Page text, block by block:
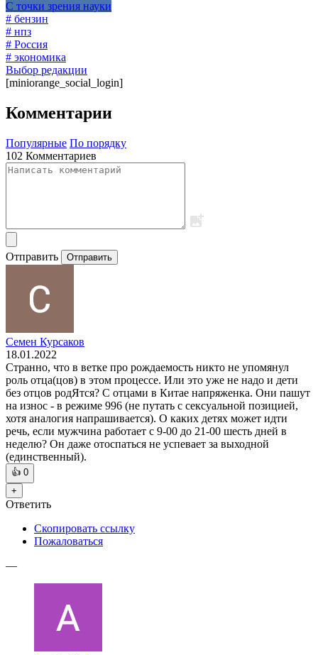
С точки зрения науки
# бензин
# нпз
# Россия
# экономика
Выбор редакции
[miniorange_social_login]
Комментарии
Популярные По порядку
102 Комментариев
Отправить Отправить
Семен Курсаков
18.01.2022
Странно, что в ветке про рождаемость никто не упомянул
роль отца(цов) в этом процессе. Или это уже не надо и дети
без отцов родЯтся? С отцами в Китае напряженка. Они пашут
на износ - в режиме 996 (не путать с сексуальной позицией,
хотя аналогия напрашивается). О каких детях может идти
речь, если мужчина работает с 9-00 до 21-00 шесть дней в
неделю? Он даже отоспаться не успевает за выходной
(единственный).
👍 0
+
Ответить
Скопировать ссылку
Пожаловаться
—